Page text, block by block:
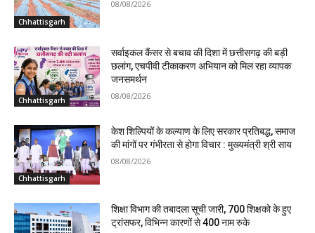
Chhattisgarh
08/08/2026
Chhattisgarh
सर्वाइकल कैंसर से बचाव की दिशा में छत्तीसगढ़ की बड़ी
छलांग, एचपीवी टीकाकरण अभियान को मिल रहा व्यापक
जनसमर्थन
08/08/2026
Chhattisgarh
केश शिल्पियों के कल्याण के लिए सरकार प्रतिबद्ध, समाज
की मांगों पर गंभीरता से होगा विचार : मुख्यमंत्री श्री साय
08/08/2026
शिक्षा विभाग की तबादला सूची जारी, 700 शिक्षको के हुए
ट्रांसफर, विभिन्न कारणों से 400 नाम रुके